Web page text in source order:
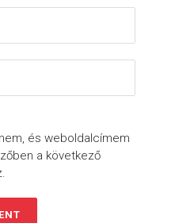
és weboldalcímem
a következő